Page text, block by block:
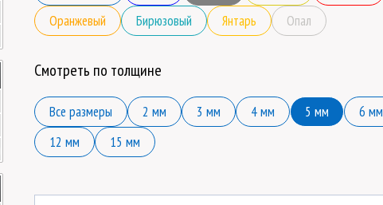
Оранжевый
Бирюзовый Янтарь Опал
Смотреть по толщине
Все размеры 2 мм 3 мм 4 мм 5 мм 6 мм
12 мм
15 мм